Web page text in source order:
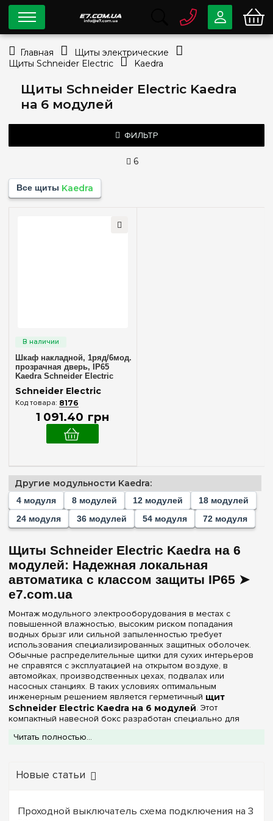
Щиты Schneider Electric Kaedra
на 6 модулей
ФИЛЬТР
4 (+1)
72
Комплектация клеммами PE+N
Нет в комплекте
Ширина, мм
160 мм(1)
Очистить выбор
6
Все щиты Kaedra
Шкаф накладной, 1ряд/6мод.
прозрачная дверь, ІР65
Kaedra Schneider Electric
Schneider Electric
8176
1 091.40 грн
Другие модульности Kaedra:
4 модуля 8 модулей 12 модулей
18 модулей
24 модуля
36 модулей 54 модуля 72 модуля
Щиты Schneider Electric Kaedra на 6
модулей: Надежная локальная
автоматика с классом защиты IP65 ➤
e7.com.ua
Монтаж модульного электрооборудования в местах с
повышенной влажностью, высоким риском попадания
водных брызг или сильной запыленностью требует
использования специализированных защитных оболочек.
Обычные распределительные щитки для сухих интерьеров
не справятся с эксплуатацией на открытом воздухе, в
автомойках, производственных цехах, подвалах или
насосных станциях. В таких условиях оптимальным
инженерным решением является герметичный щит
Schneider Electric Kaedra на 6 модулей. Этот
компактный навесной бокс разработан специально для
изоляцию внутренних узлов от разрушительного
оригинальный распределительный мини-бокс Schneider
который устойчив к резким температурным перепадам.
Пластик обладает превосходной стойкостью к жесткому
Читать полностью...
Новые статьи
Проходной выключатель схема подключения на 3
0 800 33-63-07
info@e7.com.ua
044334-79-78
Главная
Щиты электрические
Щиты Schneider Electric
Kaedra